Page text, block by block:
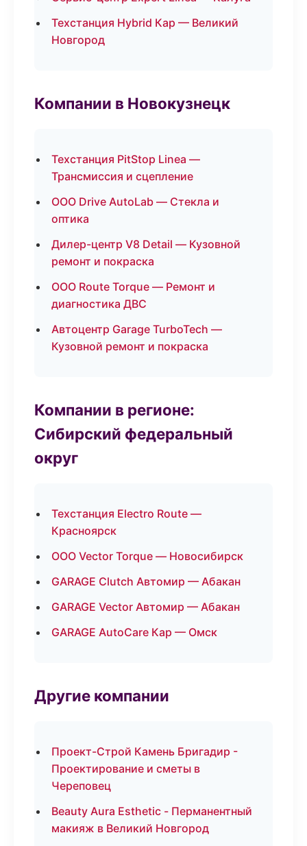
Техстанция Hybrid Кар — Великий
Новгород
Компании в Новокузнецк
Техстанция PitStop Linea —
Трансмиссия и сцепление
ООО Drive AutoLab — Стекла и
оптика
Дилер-центр V8 Detail — Кузовной
ремонт и покраска
ООО Route Torque — Ремонт и
диагностика ДВС
Автоцентр Garage TurboTech —
Кузовной ремонт и покраска
Компании в регионе:
Сибирский федеральный
округ
Техстанция Electro Route —
Красноярск
ООО Vector Torque — Новосибирск
GARAGE Clutch Автомир — Абакан
GARAGE Vector Автомир — Абакан
GARAGE AutoCare Кар — Омск
Другие компании
Проект-Строй Камень Бригадир -
Проектирование и сметы в
Череповец
Beauty Aura Esthetic - Перманентный
макияж в Великий Новгород